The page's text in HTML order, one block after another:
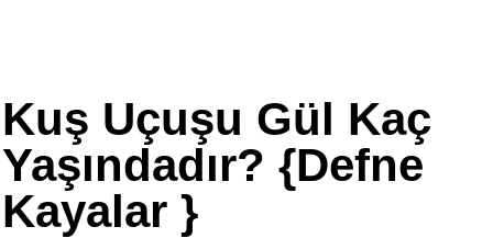
Kuş Uçuşu Gül Kaç
Yaşındadır? {Defne
Kayalar }